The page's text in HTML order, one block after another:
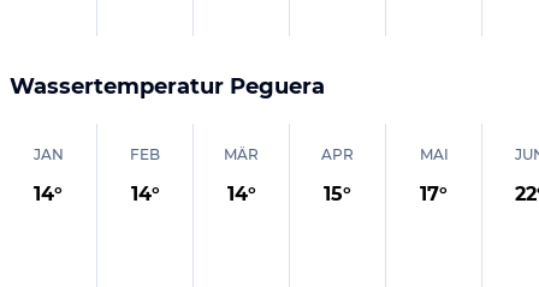
Wassertemperatur Peguera
JAN
14°
FEB
14°
MÄR
14°
APR
15°
MAI
17° 22